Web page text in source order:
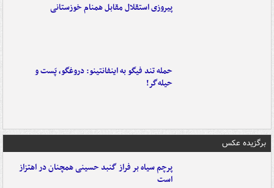
پیروزی استقلال مقابل همنام خوزستانی
حمله تند فیگو به اینفانتینو: دروغگو، پَست‌ و
حیله‌گر!
برگزیده عکس
پرچم سیاه بر فراز گنبد حسینی همچنان در اهتزاز
است